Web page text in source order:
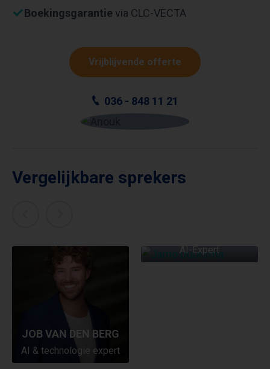
Boekingsgarantie via CLC-VECTA
Vrijblijvende offerte
036 - 848 11 21
Vergelijkbare sprekers
JOB VAN DEN BERG
AI & technologie expert
AI-Expert